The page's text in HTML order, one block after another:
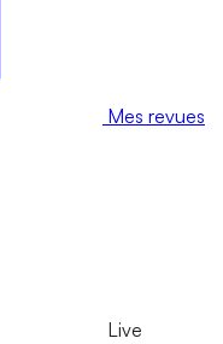
Mes revues
Live